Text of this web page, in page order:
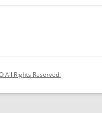
All Rights Reserved.